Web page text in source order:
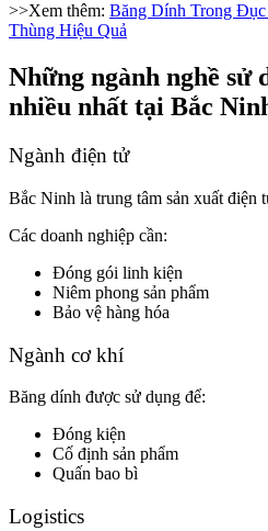
>>Xem thêm: Băng Dính Trong
Thùng Hiệu Quả
Những ngành nghề sử
nhiều nhất tại Bắc
Ngành điện tử
Bắc Ninh là trung tâm sản xuất điện
Các doanh nghiệp cần:
Đóng gói linh kiện
Niêm phong sản phẩm
Bảo vệ hàng hóa
Ngành cơ khí
Băng dính được sử dụng để:
Đóng kiện
Cố định sản phẩm
Quấn bao bì
Logistics